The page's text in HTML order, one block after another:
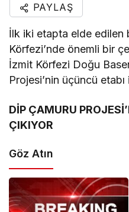
PAYLAŞ
İlk iki etapta elde edilen
Körfezi’nde önemli bir
İzmit Körfezi Doğu
Projesi’nin üçüncü etabı
DİP ÇAMURU
ÇIKIYOR
Göz Atın